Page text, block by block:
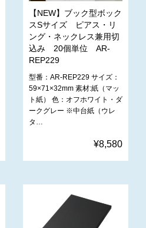
【NEW】ブック型ボック
スSサイズ ピアス・リ
ング・ネックレス兼用切
込み 20個単位 AR-
REP229
型番：AR-REP229 サイズ：
59×71×32mm 素材:紙（マッ
ト紙） 色：オフホワイト・ダ
ークグレー ※中台紙（ウレ
タ…
¥8,580